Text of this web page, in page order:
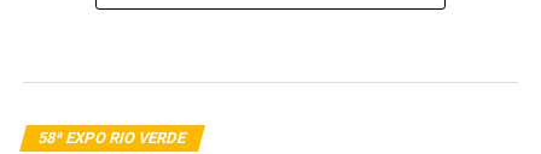
58ª EXPO RIO VERDE